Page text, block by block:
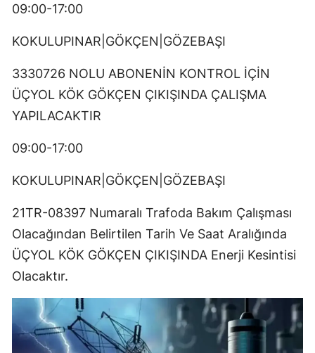
09:00-17:00
KOKULUPINAR|GÖKÇEN|GÖZEBAŞI
3330726 NOLU ABONENİN KONTROL İÇİN
ÜÇYOL KÖK GÖKÇEN ÇIKIŞINDA ÇALIŞMA
YAPILACAKTIR
09:00-17:00
KOKULUPINAR|GÖKÇEN|GÖZEBAŞI
21TR-08397 Numaralı Trafoda Bakım Çalışması
Olacağından Belirtilen Tarih Ve Saat Aralığında
ÜÇYOL KÖK GÖKÇEN ÇIKIŞINDA Enerji Kesintisi
Olacaktır.